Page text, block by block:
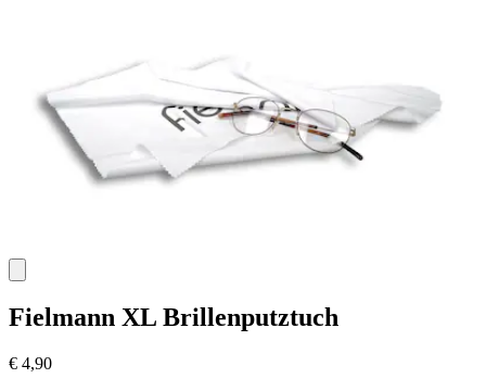
Fielmann XL Brillenputztuch
€ 4,90